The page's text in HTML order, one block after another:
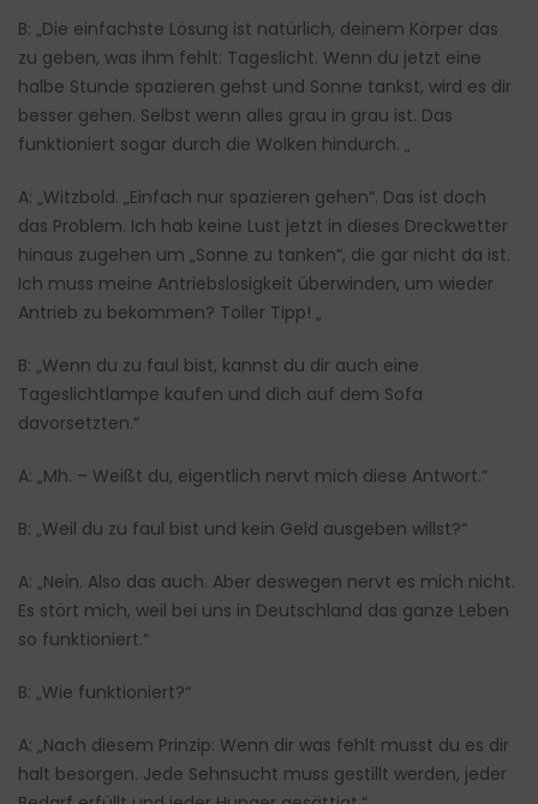
B: „Die einfachste Lösung ist natürlich, deinem Körper das
zu geben, was ihm fehlt: Tageslicht. Wenn du jetzt eine
halbe Stunde spazieren gehst und Sonne tankst, wird es dir
besser gehen. Selbst wenn alles grau in grau ist. Das
funktioniert sogar durch die Wolken hindurch. „
A: „Witzbold. „Einfach nur spazieren gehen“. Das ist doch
das Problem. Ich hab keine Lust jetzt in dieses Dreckwetter
hinaus zugehen um „Sonne zu tanken“, die gar nicht da ist.
Ich muss meine Antriebslosigkeit überwinden, um wieder
Antrieb zu bekommen? Toller Tipp! „
B: „Wenn du zu faul bist, kannst du dir auch eine
Tageslichtlampe kaufen und dich auf dem Sofa
davorsetzten.“
A: „Mh. – Weißt du, eigentlich nervt mich diese Antwort.“
B: „Weil du zu faul bist und kein Geld ausgeben willst?“
A: „Nein. Also das auch. Aber deswegen nervt es mich nicht.
Es stört mich, weil bei uns in Deutschland das ganze Leben
so funktioniert.“
B: „Wie funktioniert?“
A: „Nach diesem Prinzip: Wenn dir was fehlt musst du es dir
halt besorgen. Jede Sehnsucht muss gestillt werden, jeder